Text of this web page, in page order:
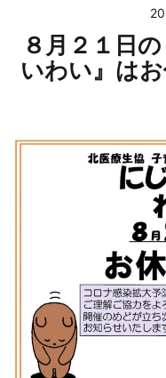
８月２１日
いわい』は